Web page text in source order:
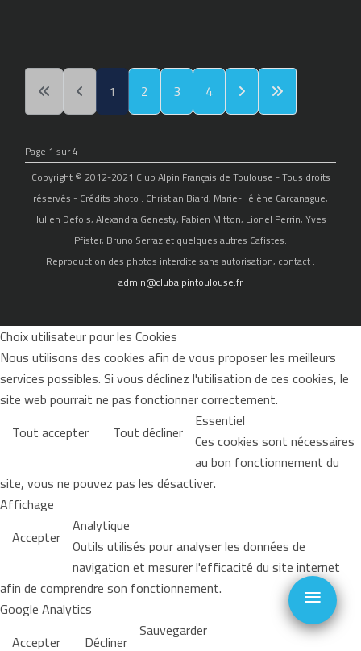
1 2 3 4
Page 1 sur 4
Copyright © 2012-2021 Club Alpin Français de Toulouse - Tous droits
réservés - Crédits photo : Christian Biard, Marie-Hélène Carcanague,
Julien Defois, Alexandra Genesty, Fabien Mitton, Lionel Perrin, Yves
Pfister, Bruno Serraz et quelques autres Cafistes.
Reproduction des photos interdite sans autorisation, contact :
admin@clubalpintoulouse.fr
Choix utilisateur pour les Cookies
Nous utilisons des cookies afin de vous proposer les meilleurs
services possibles. Si vous déclinez l'utilisation de ces cookies, le
site web pourrait ne pas fonctionner correctement.
Tout accepter
Tout décliner Essentiel
Ces cookies sont nécessaires
au bon fonctionnement du
site, vous ne pouvez pas les désactiver.
Affichage
Accepter Analytique
Outils utilisés pour analyser les données de
navigation et mesurer l'efficacité du site internet
afin de comprendre son fonctionnement.
Google Analytics
Accepter
Décliner Sauvegarder
≡